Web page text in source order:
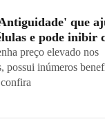
que
e pode inibir
preço elevado nos
possui inúmeros